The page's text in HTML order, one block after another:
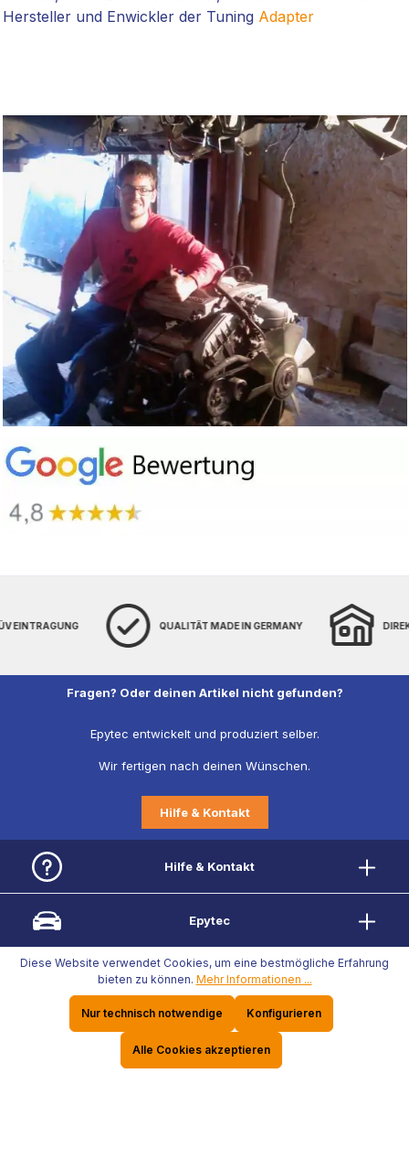
Hersteller und Enwickler der Tuning Adapter
EINTRAGUNG QUALITÄT MADE IN GERMANY
Fragen? Oder deinen Artikel nicht gefunden?
Epytec entwickelt und produziert selber.
Wir fertigen nach deinen Wünschen.
Hilfe & Kontakt
Hilfe & Kontakt
Epytec
Rechtliche Informationen
Risikofreies Einkaufen
Diese Website verwendet Cookies, um eine bestmögliche Erfahrung
bieten zu können. Mehr Informationen ...
Nur technisch notwendige Konfigurieren
Alle Cookies akzeptieren